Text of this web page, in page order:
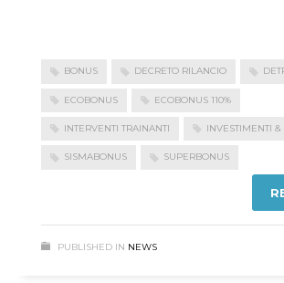
BONUS DECRETO RILANCIO
ECOBONUS ECOBONUS 110%
INTERVENTI TRAINANTI INVESTIMENTI
SISMABONUS SUPERBONUS
PUBLISHED IN NEWS